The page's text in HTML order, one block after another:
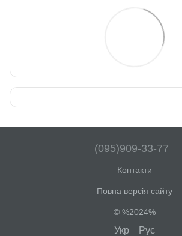
(095)909-33-77
Контакти
Повна версія сайту
© %2024%
Укр Рус